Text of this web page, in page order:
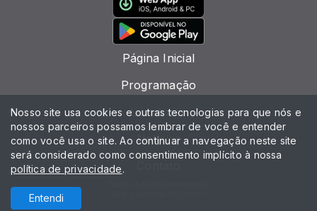
Página Inicial
Programação
Locutores
Notícias
Nosso site usa cookies e outras tecnologias para que nós e
nossos parceiros possamos lembrar de você e entender
como você usa o site. Ao continuar a navegação neste site
será considerado como consentimento implícito à nossa
política de privacidade.
Entendi